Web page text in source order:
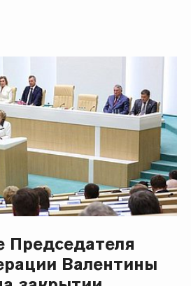
Председателя
Валентины